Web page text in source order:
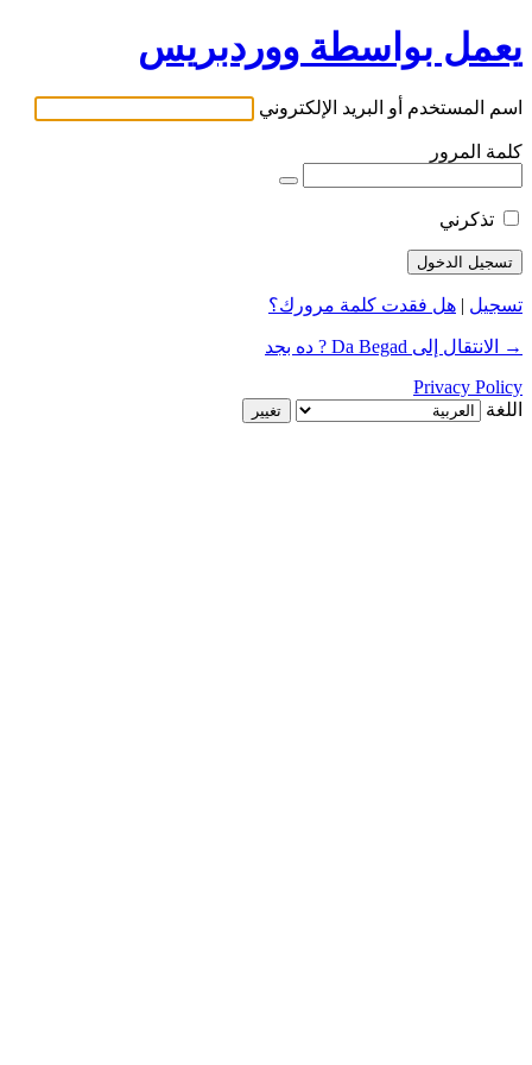
يعمل بواسطة ووردبريس
اسم المستخدم أو البريد الإلكتروني
كلمة المرور
تذكرني
تسجيل | هل فقدت كلمة مرورك؟
→ الانتقال إلى Da Begad ? ده بجد
Privacy Policy
اللغة